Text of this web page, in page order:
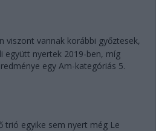
viszont vannak korábbi győztesek,
együtt nyertek 2019-ben, míg
egy Am-kategóriás 5.
trió egyike sem nyert még Le